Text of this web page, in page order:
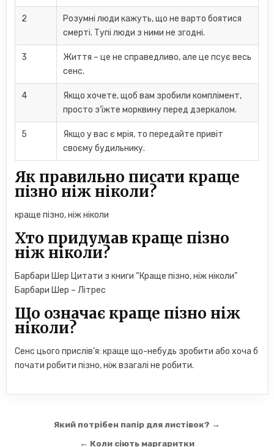
2
Розумні люди кажуть, що не варто боятися
смерті. Тупі люди з ними не згодні.
3
Життя – це не справедливо, але це псує весь
сенс.
4
Якщо хочете, щоб вам зробили комплімент,
просто з’їжте морквину перед дзеркалом.
5
Якщо у вас є мрія, то передайте привіт
своєму будильнику.
Як правильно писати краще
пізно ніж ніколи?
краще пізно, ніж ніколи
Хто придумав краще пізно
ніж ніколи?
Барбари Шер Цитати з книги “Краще пізно, ніж ніколи”
Барбари Шер – Літрес
Що означає краще пізно ніж
ніколи?
Сенс цього прислів’я: краще що-небудь зробити або хоча б
почати робити пізно, ніж взагалі не робити.
Навігація
Який потрібен папір для листівок? →
← Коли сіють маргаритки